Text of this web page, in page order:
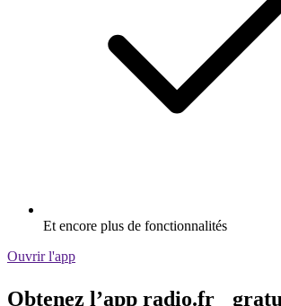
Et encore plus de fonctionnalités
Ouvrir l'app
Obtenez l’app radio.fr